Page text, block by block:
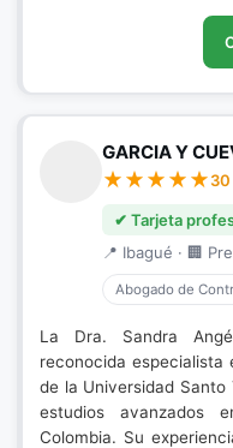
GARCIA Y
✔ Tarjeta
📍 Ibagué · 🏢
Abogado de
La Dra. Sandra
reconocida especialista
de la Universidad
estudios avanzados
Colombia. Su